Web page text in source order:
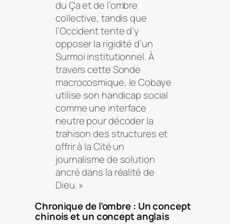
du Ça et de l’ombre
collective, tandis que
l’Occident tente d’y
opposer la rigidité d’un
Surmoi institutionnel. À
travers cette Sonde
macrocosmique, le Cobaye
utilise son handicap social
comme une interface
neutre pour décoder la
trahison des structures et
offrir à la Cité un
journalisme de solution
ancré dans la réalité de
Dieu. »
Chronique de l’ombre : Un concept
chinois et un concept anglais